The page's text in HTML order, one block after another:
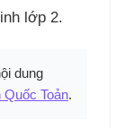
lớp 2.
dung
Quốc Toản.